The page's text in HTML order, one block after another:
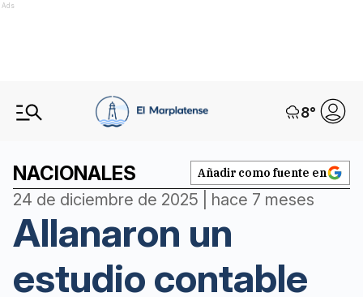
Ads
8°
NACIONALES Añadir como fuente en
24 de diciembre de 2025 | hace 7 meses
Allanaron un
estudio contable